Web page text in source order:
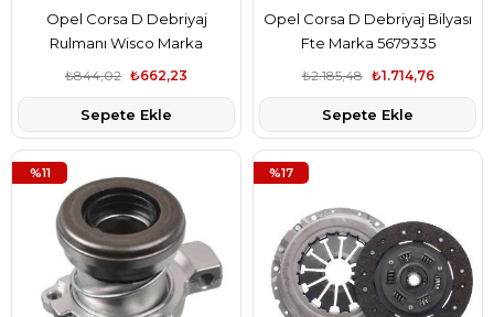
Opel Corsa D Debriyaj
Rulmanı Wisco Marka
55352048₺662,23
₺844,02
Sepete Ekle
Opel Corsa D Debriyaj Bilyası
Fte Marka 5679335
₺1.714,76
₺2.185,48
Sepete Ekle
%11 %17